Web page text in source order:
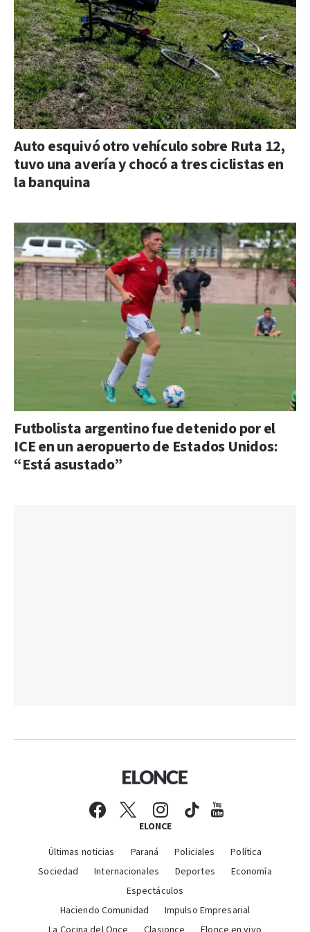
Auto esquivó otro vehículo sobre Ruta 12,
tuvo una avería y chocó a tres ciclistas en
la banquina
Futbolista argentino fue detenido por el
ICE en un aeropuerto de Estados Unidos:
“Está asustado”
ELONCE
Últimas noticias Paraná Policiales
Política
Sociedad
Internacionales Deportes
Economía
Espectáculos
Haciendo Comunidad
Impulso Empresarial